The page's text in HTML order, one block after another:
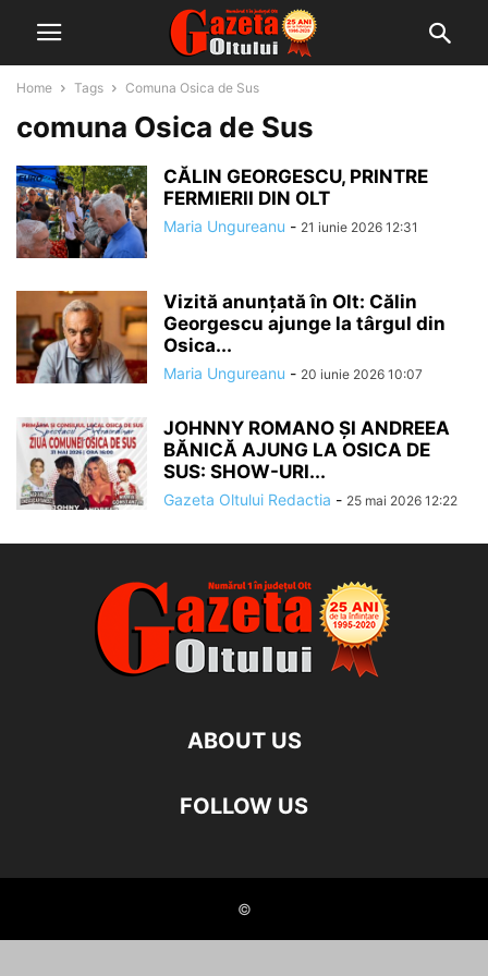
Home Tags Comuna Osica de Sus
comuna Osica de Sus
CĂLIN GEORGESCU, PRINTRE
FERMIERII DIN OLT
Maria Ungureanu - 21 iunie 2026 12:31
Vizită anunțată în Olt: Călin
Georgescu ajunge la târgul din
Osica...
Maria Ungureanu - 20 iunie 2026 10:07
JOHNNY ROMANO ȘI ANDREEA
BĂNICĂ AJUNG LA OSICA DE
SUS: SHOW-URI...
Gazeta Oltului Redactia - 25 mai 2026 12:22
ABOUT US
FOLLOW US
©